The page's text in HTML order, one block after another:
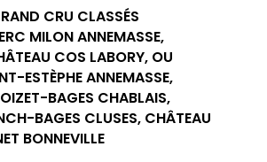
CRU CLASSÉS
MILON ANNEMASSE,
COS LABORY, OU
ESTÈPHE ANNEMASSE,
BAGES CHABLAIS,
BAGES CLUSES, CHÂTEAU
BONNEVILLE